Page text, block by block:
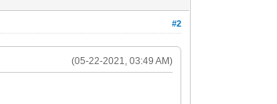
#2
(05-22-2021, 03:49 AM)